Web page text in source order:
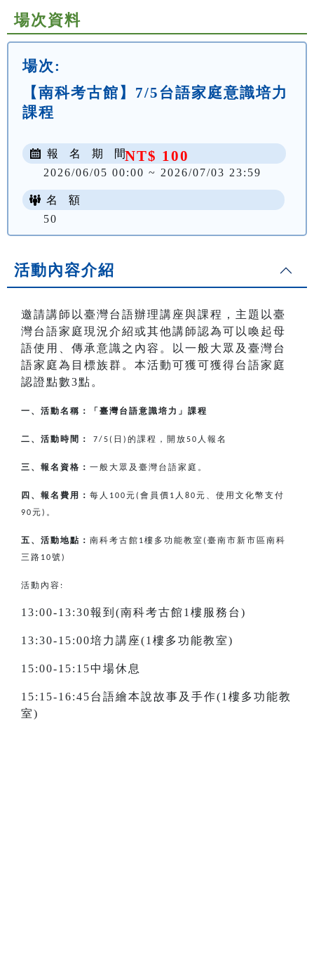
場次資料
場次:
【南科考古館】7/5台語家庭意識培力
課程
NT$ 100
報 名 期 間
2026/06/05 00:00 ~ 2026/07/03 23:59
名 額
50
活動內容介紹
邀請講師以臺灣台語辦理講座與課程，主題以臺
灣台語家庭現況介紹或其他講師認為可以喚起母
語使用、傳承意識之內容。以一般大眾及臺灣台
語家庭為目標族群。本活動可獲可獲得台語家庭
認證點數3點。
一、活動名稱：「臺灣台語意識培力」課程
二、活動時間： 7/5( 日 ) 的課程，開放50 人報名
三、報名資格： 一般大眾及臺灣台語家庭。
四、報名費用： 每人 100元( 會員價 1 人 80元、使用文化幣支付
90元 ) 。
五、活動地點： 南科考古館 1樓多功能教室( 臺南市新市區南科
三路 10號 )
活動內容:
13:00-13:30報到(南科考古館1樓服務台)
13:30-15:00培力講座(1樓多功能教室)
15:00-15:15中場休息
15:15-16:45台語繪本說故事及手作(1樓多功能教
室)